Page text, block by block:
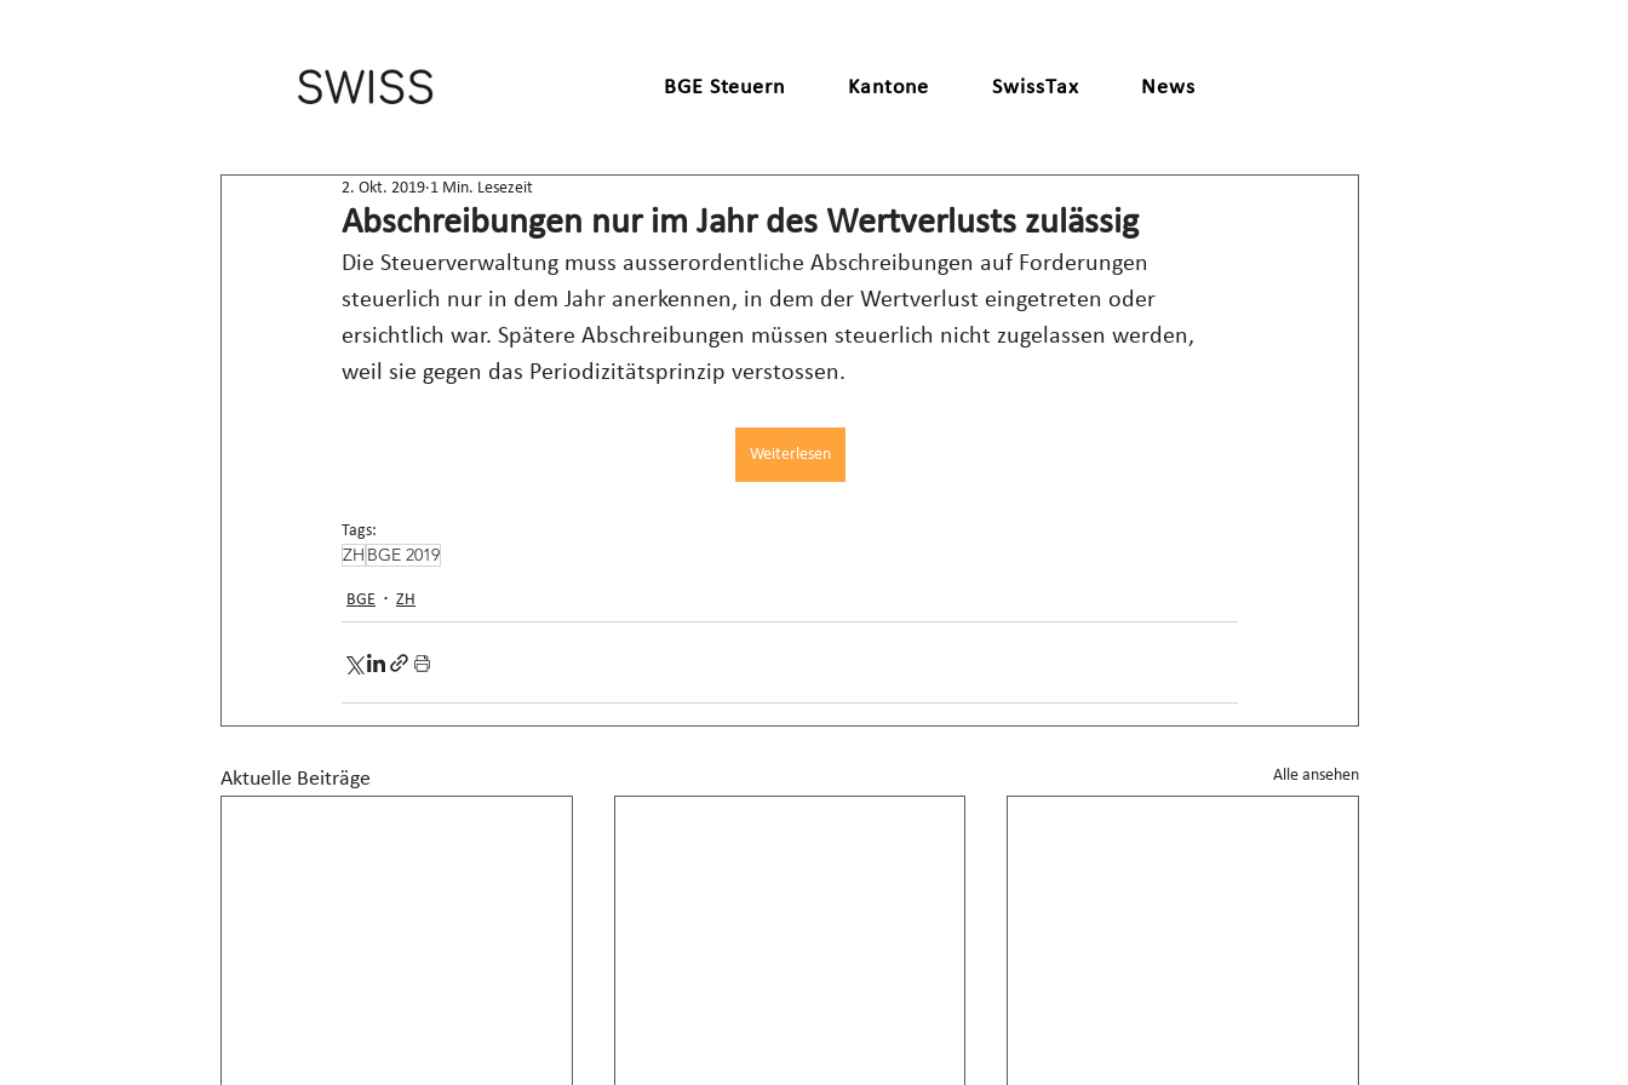
BGE Steuern Kantone SwissTax News
Abschreibungen nur im Jahr des Wertverlusts zulässig
2. Okt. 2019 1 Min. Lesezeit
Die Steuerverwaltung muss ausserordentliche Abschreibungen auf Forderungen
steuerlich nur in dem Jahr anerkennen, in dem der Wertverlust eingetreten oder
ersichtlich war. Spätere Abschreibungen müssen steuerlich nicht zugelassen werden,
weil sie gegen das Periodizitätsprinzip verstossen.
Weiterlesen
Tags:
ZH BGE 2019
BGE ZH
Aktuelle Beiträge Alle ansehen